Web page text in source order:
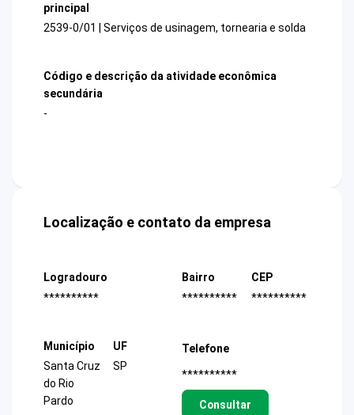
principal
2539-0/01 | Serviços de usinagem, tornearia e solda
Código e descrição da atividade econômica
secundária
-
Localização e contato da empresa
Logradouro
**********
Bairro
**********
CEP
**********
Município
Santa Cruz
do Rio
Pardo
UF
SP
Telefone
**********
Consultar